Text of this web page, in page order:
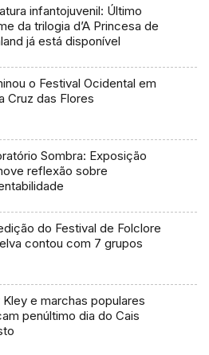
infantojuvenil: Último
da trilogia d’A Princesa de
já está disponível
o Festival Ocidental em
Cruz das Flores
Sombra: Exposição
reflexão sobre
do Festival de Folclore
contou com 7 grupos
Kley e marchas populares
penúltimo dia do Cais